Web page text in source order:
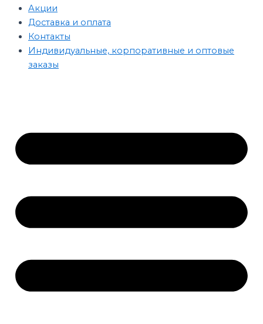
Акции
Доставка и оплата
Контакты
Индивидуальные, корпоративные и оптовые
заказы